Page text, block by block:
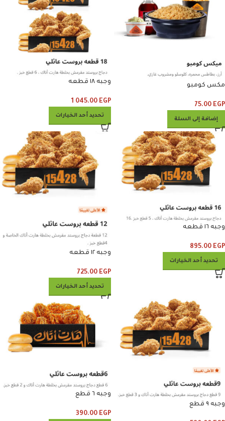
مكس كومبو
75.00 EGP
إضافة إلى السلة
وجبه ١٨ قطعه
1 045.00 EGP
تحديد أحد الخيارات
وجبه ١٦ قطعه
895.00 EGP
تحديد أحد الخيارات
وجبه ١٢ قطعه
725.00 EGP
تحديد أحد الخيارات
وجبه ٩ قطع
وجبه ٦ قطع
390.00 EGP